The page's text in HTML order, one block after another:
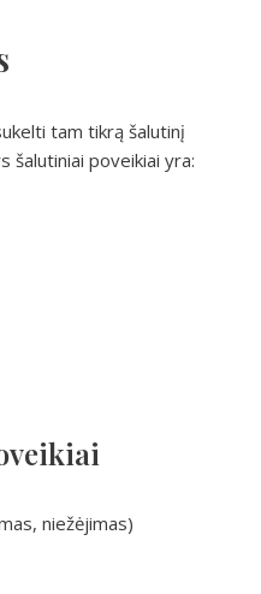
tam tikrą šalutinį
šalutiniai poveikiai yra:
niežėjimas)